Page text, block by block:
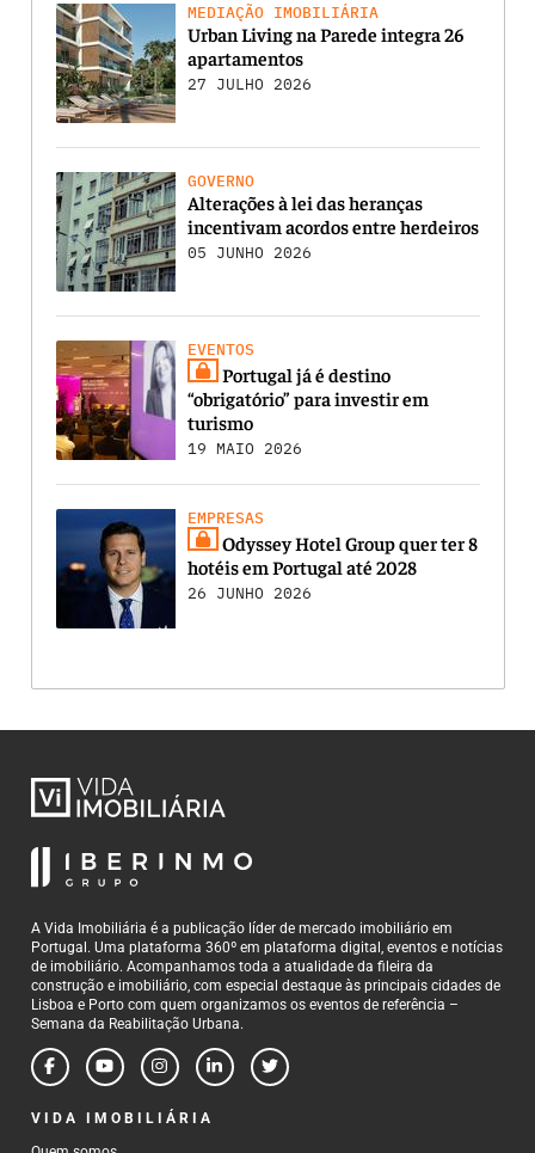
MEDIAÇÃO IMOBILIÁRIA
Urban Living na Parede integra 26
apartamentos
27 JULHO 2026
GOVERNO
Alterações à lei das heranças
incentivam acordos entre herdeiros
05 JUNHO 2026
EVENTOS
Portugal já é destino
“obrigatório” para investir em
turismo
19 MAIO 2026
EMPRESAS
Odyssey Hotel Group quer ter 8
hotéis em Portugal até 2028
26 JUNHO 2026
A Vida Imobiliária é a publicação líder de mercado imobiliário em
Portugal. Uma plataforma 360º em plataforma digital, eventos e notícias
de imobiliário. Acompanhamos toda a atualidade da fileira da
construção e imobiliário, com especial destaque às principais cidades de
Lisboa e Porto com quem organizamos os eventos de referência –
Semana da Reabilitação Urbana.
VIDA IMOBILIÁRIA